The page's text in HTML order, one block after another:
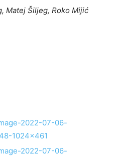
Matej Šiljeg, Roko Mijić